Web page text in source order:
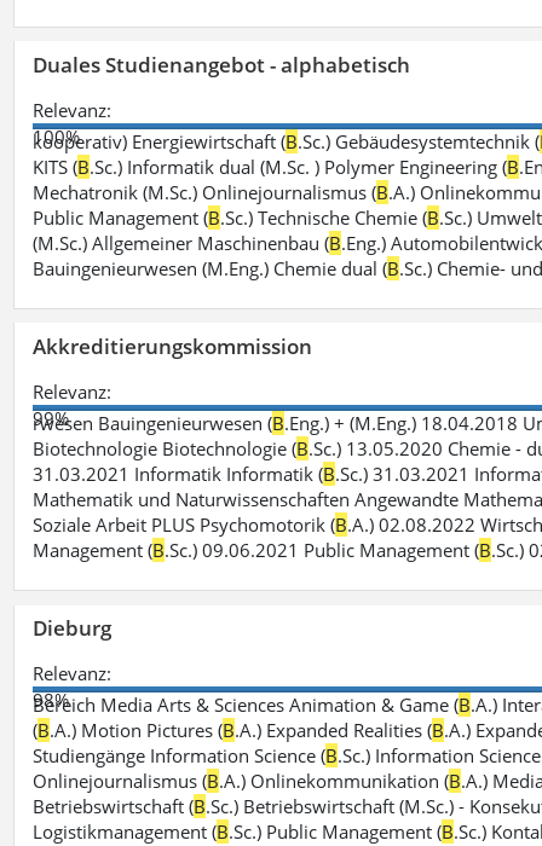
Duales Studienangebot - alphabetisch
Relevanz:
100%
kooperativ) Energiewirtschaft (B.Sc.) Gebäudesystemtechnik (
KITS (B.Sc.) Informatik dual (M.Sc. ) Polymer Engineering (B
Mechatronik (M.Sc.) Onlinejournalismus (B.A.)
Public Management (B.Sc.) Technische Chemie (B.Sc.)
(M.Sc.) Allgemeiner Maschinenbau (B.Eng.)
Bauingenieurwesen (M.Eng.) Chemie dual (B.Sc.) Chemie-
Akkreditierungskommission
Relevanz:
99%
rwesen Bauingenieurwesen (B.Eng.) + (M.Eng.) 18.04.2018
Biotechnologie Biotechnologie (B.Sc.) 13.05.2020 Chemie -
31.03.2021 Informatik Informatik (B.Sc.) 31.03.2021
Mathematik und Naturwissenschaften Angewandte
Soziale Arbeit PLUS Psychomotorik (B.A.) 02.08.2022
Management (B.Sc.) 09.06.2021 Public Management (B.Sc.)
Dieburg
Relevanz:
98%
Bereich Media Arts & Sciences Animation & Game (B.A.)
(B.A.) Motion Pictures (B.A.) Expanded Realities (B.A.)
Studiengänge Information Science (B.Sc.) Information
Onlinejournalismus (B.A.) Onlinekommunikation (B.A.)
Betriebswirtschaft (B.Sc.) Betriebswirtschaft (M.Sc.) -
Logistikmanagement (B.Sc.) Public Management (B.Sc.)